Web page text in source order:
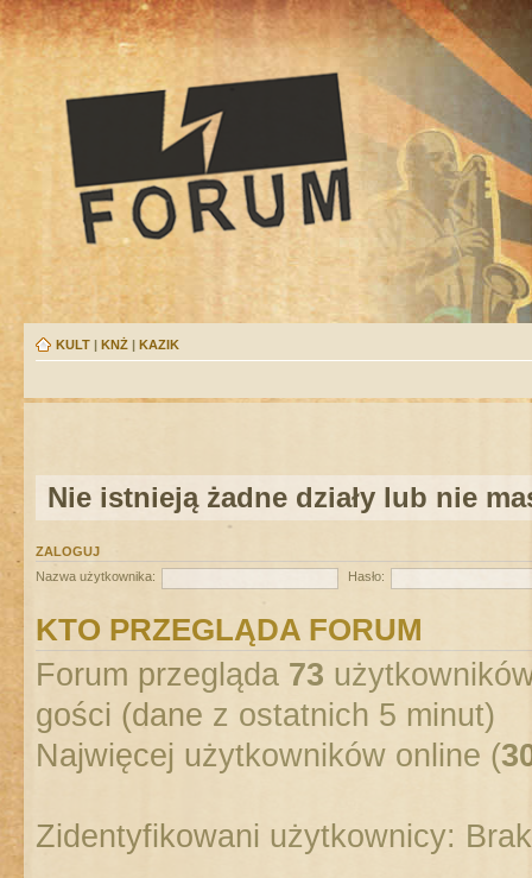
KULT | KNŻ | KAZIK
Nie istnieją żadne działy lub nie
ZALOGUJ
Nazwa użytkownika:
Hasło:
KTO PRZEGLĄDA FORUM
Forum przegląda 73
gości (dane z ostatnich 5 minut)
Najwięcej użytkowników online (
Zidentyfikowani użytkownicy: